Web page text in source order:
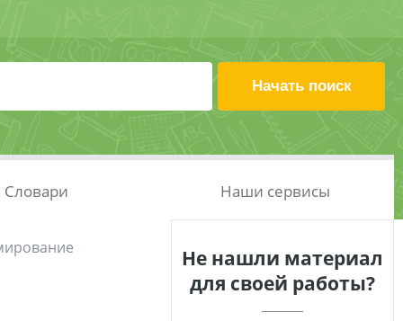
Словари Наши сервисы
Не нашли материал
для своей работы?